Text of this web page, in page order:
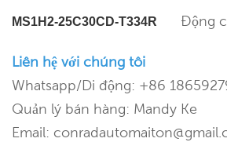
MS1H2-25C30CD-T334R Động
Liên hệ với chúng tôi
Whatsapp/Di động: +86
Quản lý bán hàng: Mandy Ke
Email: